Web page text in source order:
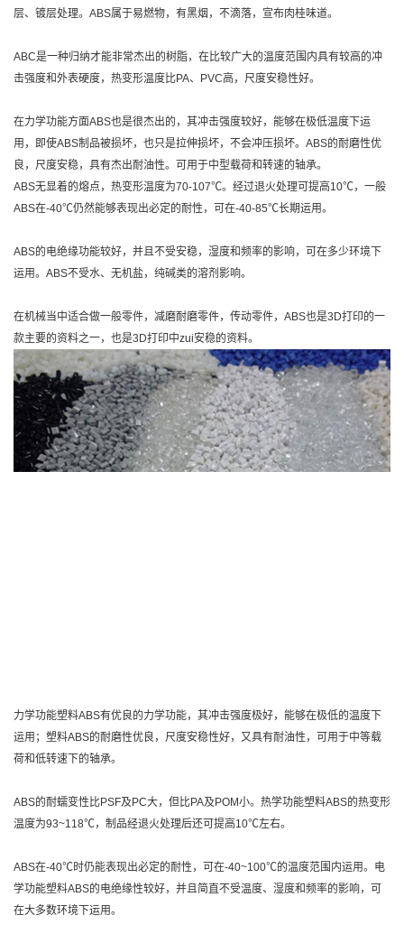
层、镀层处理。ABS属于易燃物，有黑烟，不滴落，宣布肉桂味道。
ABC是一种归纳才能非常杰出的树脂，在比较广大的温度范围内具有较高的冲
击强度和外表硬度，热变形温度比PA、PVC高，尺度安稳性好。
在力学功能方面ABS也是很杰出的，其冲击强度较好，能够在极低温度下运
用，即使ABS制品被损坏，也只是拉伸损坏，不会冲压损坏。ABS的耐磨性优
良，尺度安稳，具有杰出耐油性。可用于中型载荷和转速的轴承。
ABS无显着的熔点，热变形温度为70-107℃。经过退火处理可提高10℃，一般
ABS在-40℃仍然能够表现出必定的耐性，可在-40-85℃长期运用。
ABS的电绝缘功能较好，并且不受安稳，湿度和频率的影响，可在多少环境下
运用。ABS不受水、无机盐，纯碱类的溶剂影响。
在机械当中适合做一般零件，减磨耐磨零件，传动零件，ABS也是3D打印的一
款主要的资料之一，也是3D打印中zui安稳的资料。
力学功能塑料ABS有优良的力学功能，其冲击强度极好，能够在极低的温度下
运用；塑料ABS的耐磨性优良，尺度安稳性好，又具有耐油性，可用于中等载
荷和低转速下的轴承。
ABS的耐蠕变性比PSF及PC大，但比PA及POM小。热学功能塑料ABS的热变形
温度为93~118℃，制品经退火处理后还可提高10℃左右。
ABS在-40℃时仍能表现出必定的耐性，可在-40~100℃的温度范围内运用。电
学功能塑料ABS的电绝缘性较好，并且简直不受温度、湿度和频率的影响，可
在大多数环境下运用。